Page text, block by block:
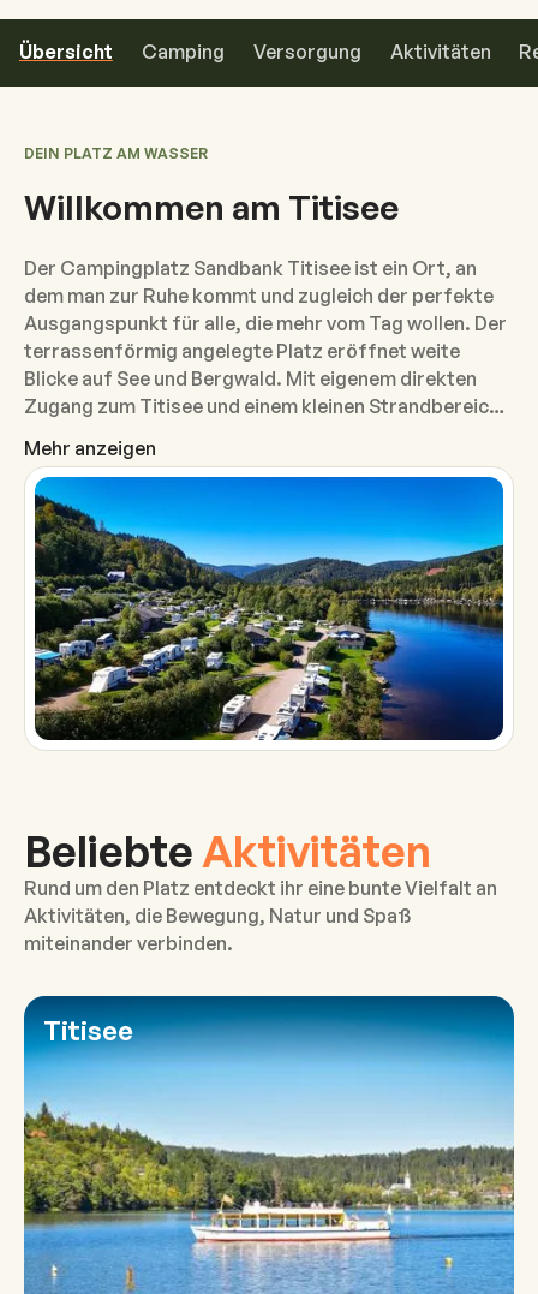
Übersicht Camping Versorgung Aktivitäten
DEIN PLATZ AM WASSER
Willkommen am Titisee
Der Campingplatz Sandbank Titisee ist ein Ort, an
dem man zur Ruhe kommt und zugleich der perfekte
Ausgangspunkt für alle, die mehr vom Tag wollen. Der
terrassenförmig angelegte Platz eröffnet weite
Blicke auf See und Bergwald. Mit eigenem direkten
Zugang zum Titisee und einem kleinen Strandbereich
abzuduschen und frisch zu machen, stehen die
modernen Sanitäranlagen auf dem Platz bereit.
Dieser Campingplatz ist ein Muss für Naturliebhaber:
Wanderwege, die sich durch stille Wälder ziehen,
leichte und herausfordernde Radtouren, Bergpfade
für Mountainbiker sowie erfrischende Momente im
Titisee.
Mehr anzeigen
Beliebte Aktivitäten
Rund um den Platz entdeckt ihr eine bunte Vielfalt an
Aktivitäten, die Bewegung, Natur und Spaß
miteinander verbinden.
Titisee